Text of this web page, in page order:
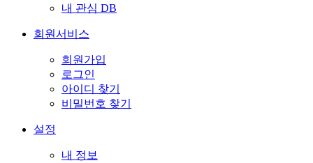
내 관심 DB
회원서비스
회원가입
로그인
아이디 찾기
비밀번호 찾기
설정
내 정보